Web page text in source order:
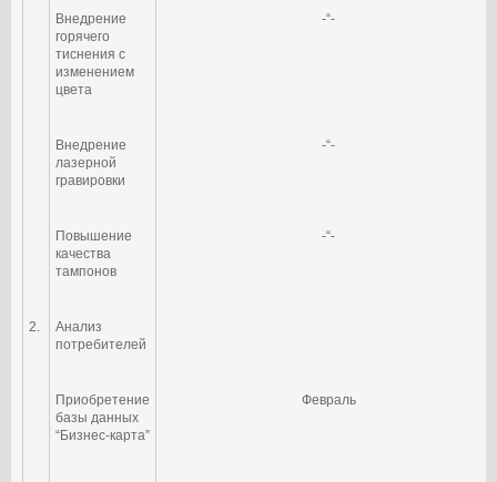
Внедрение
горячего
тиснения с
изменением
цвета
-“-
Внедрение
лазерной
гравировки
-“-
Повышение
качества
тампонов
-“-
2.
Анализ
потребителей
Приобретение
базы данных
“Бизнес-карта”
Февраль